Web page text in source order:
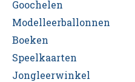
Goochelen
Modelleerballonnen
Boeken
Speelkaarten
Jongleerwinkel